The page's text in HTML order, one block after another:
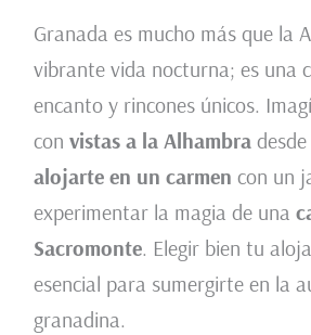
Granada es mucho más que la
vibrante vida nocturna; es una
encanto y rincones únicos.
con vistas a la Alhambra
alojarte en un carmen con un
experimentar la magia de una
Sacromonte. Elegir bien tu
esencial para sumergirte en la
granadina.